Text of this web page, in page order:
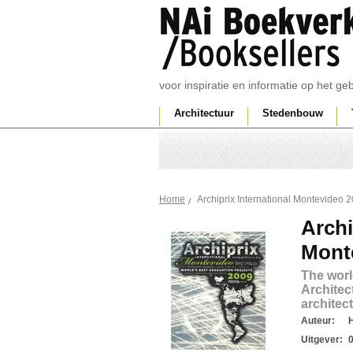
voor inspiratie en informatie op het
Architectuur Stedenbouw
Home Archiprix International Montevideo
The
Auteur:
Uitgever: